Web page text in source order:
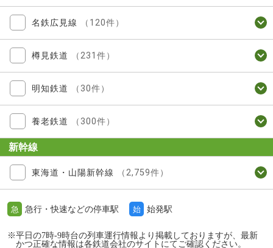
名鉄広見線 （120件）
樽見鉄道 （231件）
明知鉄道 （30件）
養老鉄道 （300件）
新幹線
東海道・山陽新幹線 （2,759件）
急 急行・快速などの停車駅 始 始発駅
※平日の7時-9時台の列車運行情報より掲載しておりますが、最新
かつ正確な情報は各鉄道会社のサイトにてご確認ください。